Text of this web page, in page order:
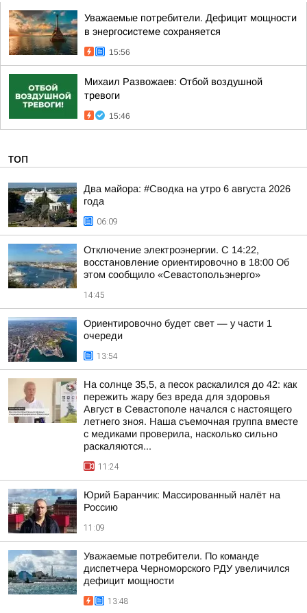
Уважаемые потребители. Дефицит мощности
в энергосистеме сохраняется
15:56
Михаил Развожаев: Отбой воздушной
тревоги
15:46
ТОП
Два майора: #Сводка на утро 6 августа 2026
года
06:09
Отключение электроэнергии. С 14:22,
восстановление ориентировочно в 18:00 Об
этом сообщило «Севастопольэнерго»
14:45
Ориентировочно будет свет — у части 1
очереди
13:54
На солнце 35,5, а песок раскалился до 42: как
пережить жару без вреда для здоровья
Август в Севастополе начался с настоящего
летнего зноя. Наша съемочная группа вместе
с медиками проверила, насколько сильно
раскаляются...
11:24
Юрий Баранчик: Массированный налёт на
Россию
11:09
Уважаемые потребители. По команде
диспетчера Черноморского РДУ увеличился
дефицит мощности
13:48